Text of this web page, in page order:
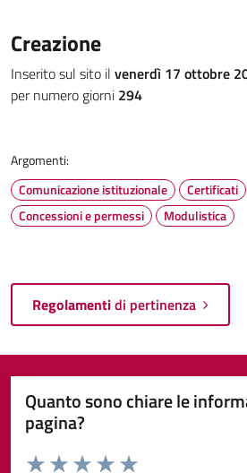
Creazione
Inserito sul sito il venerdì 17 ottobre
per numero giorni 294
Argomenti:
Comunicazione istituzionale
Certificati
Concessioni e permessi
Modulistica
Regolamentidi pertinenza
Quanto sono chiare le
pagina?
Valuta da 1 a 5 stelle la pagina